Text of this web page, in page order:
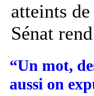
atteints
Sénat
“Un mot,
aussi on